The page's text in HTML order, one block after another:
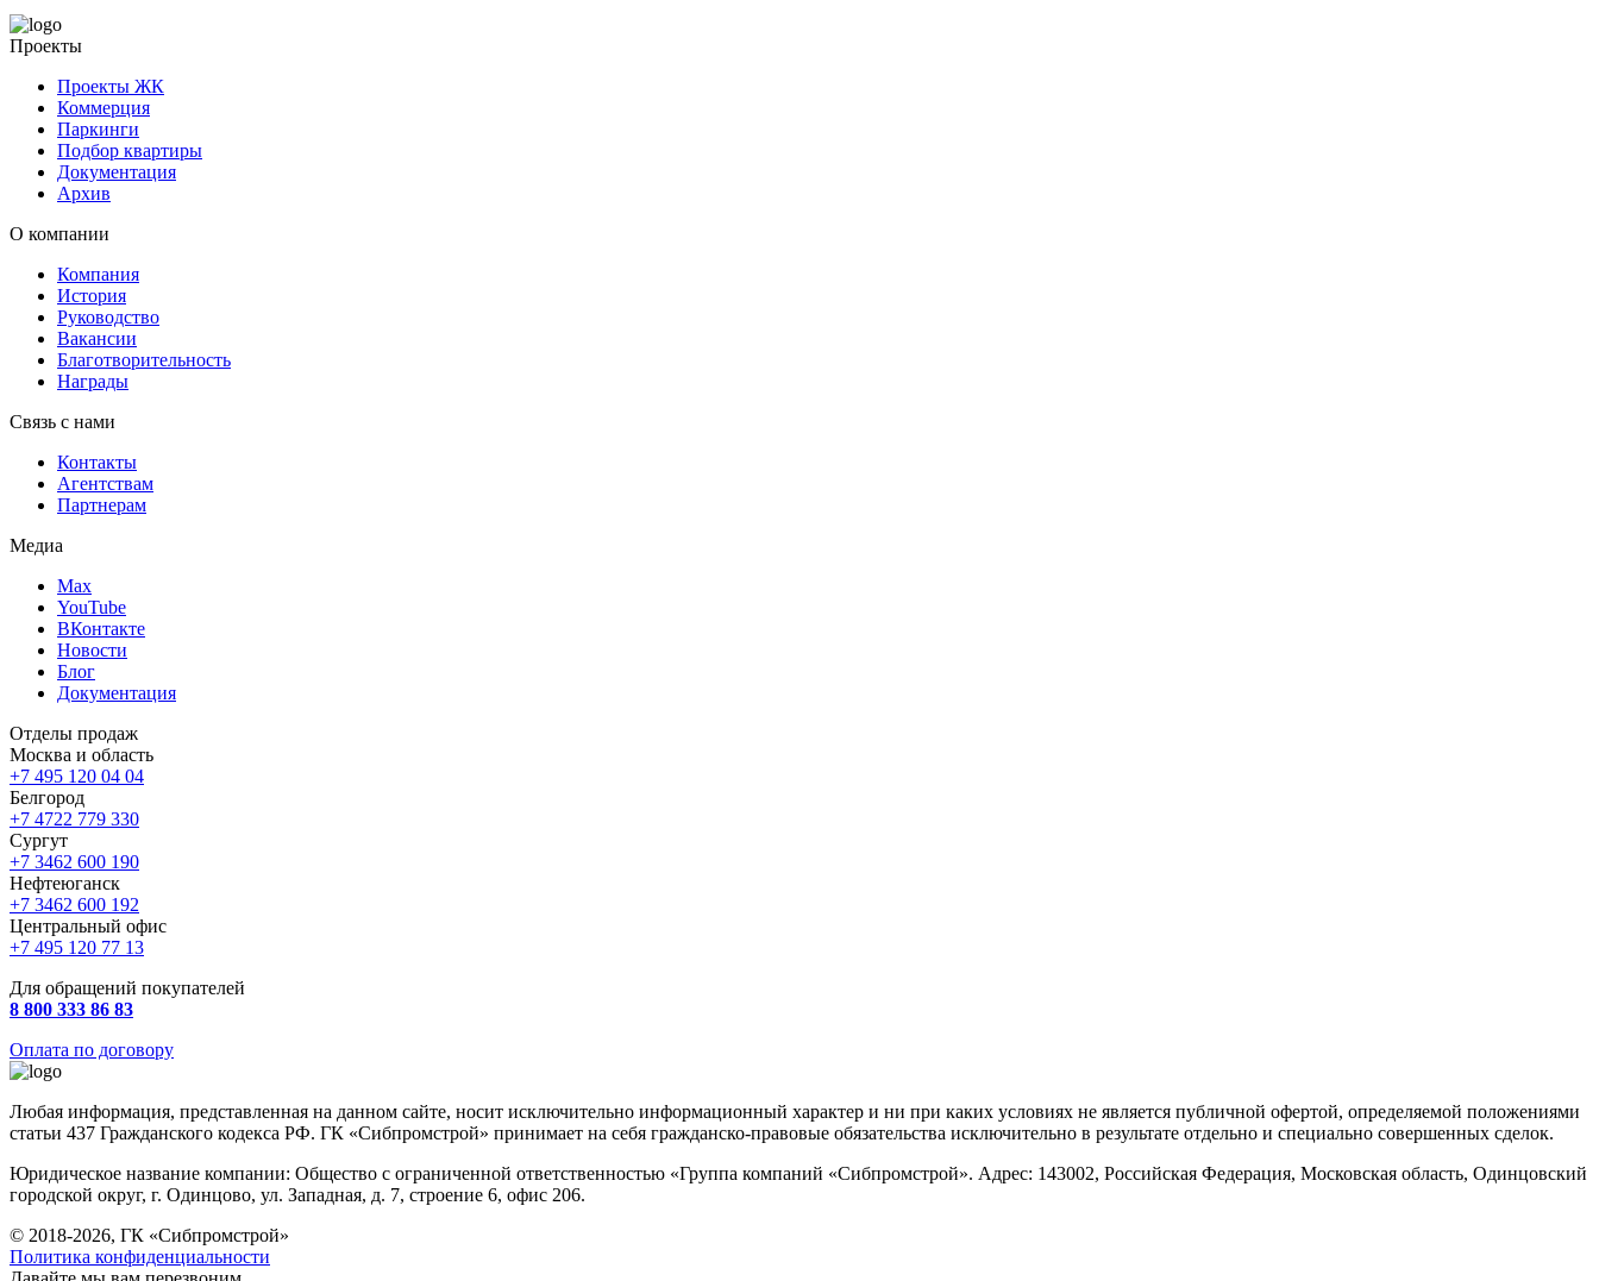
Проекты
Проекты ЖК
Коммерция
Паркинги
Подбор квартиры
Документация
Архив
О компании
Компания
История
Руководство
Вакансии
Благотворительность
Награды
Связь с нами
Контакты
Агентствам
Партнерам
Медиа
Max
YouTube
ВКонтакте
Новости
Блог
Документация
Отделы продаж
Москва и область
+7 495 120 04 04
Белгород
+7 4722 779 330
Сургут
+7 3462 600 190
Нефтеюганск
+7 3462 600 192
Центральный офис
+7 495 120 77 13
Для обращений покупателей
8 800 333 86 83
Оплата по договору
Любая информация, представленная на данном сайте, носит исключительно информационный характер и ни при каких условиях не является публичной офертой, определяемой положениями
статьи 437 Гражданского кодекса РФ. ГК «Сибпромстрой» принимает на себя гражданско-правовые обязательства исключительно в результате отдельно и специально совершенных сделок.
Юридическое название компании: Общество с ограниченной ответственностью «Группа компаний «Сибпромстрой». Адрес: 143002, Российская Федерация, Московская область, Одинцовский
городской округ, г. Одинцово, ул. Западная, д. 7, строение 6, офис 206.
© 2018-2026, ГК «Сибпромстрой»
Политика конфиденциальности